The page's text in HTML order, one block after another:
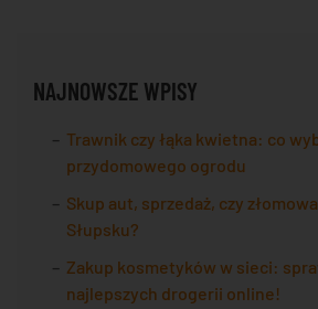
NAJNOWSZE WPISY
Trawnik czy łąka kwietna: co
przydomowego ogrodu
Skup aut, sprzedaż, czy
Słupsku?
Zakup kosmetyków w sieci:
najlepszych drogerii online!